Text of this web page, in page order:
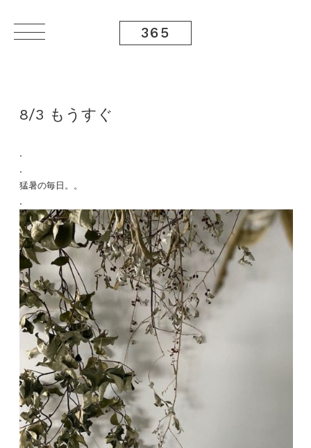
365
8/3 もうすぐ
.
.
猛暑の毎日。。
.